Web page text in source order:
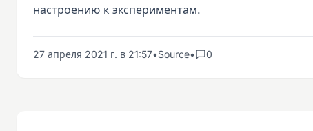
настроению к экспериментам.
27 апреля 2021 г. в 21:57•Source• 0